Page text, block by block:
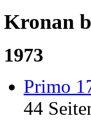
Kronan
1973
Primo
44